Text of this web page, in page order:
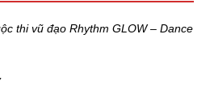
thi vũ đạo Rhythm GLOW – Dance